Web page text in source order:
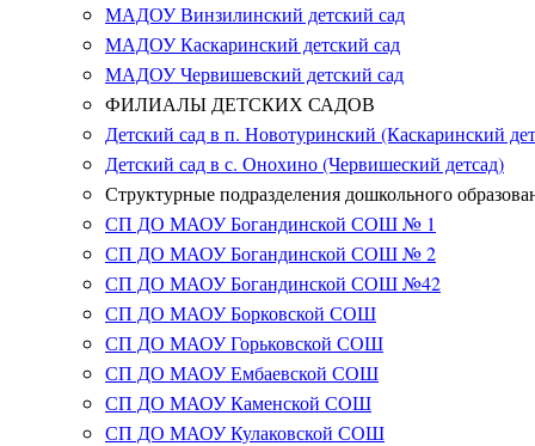
МАДОУ Винзилинский детский сад
МАДОУ Каскаринский детский сад
МАДОУ Червишевский детский сад
ФИЛИАЛЫ ДЕТСКИХ САДОВ
Детский сад в п. Новотуринский (Каскаринский
Детский сад в с. Онохино (Червишеский детсад)
Структурные подразделения дошкольного
СП ДО МАОУ Богандинской СОШ № 1
СП ДО МАОУ Богандинской СОШ № 2
СП ДО МАОУ Богандинской СОШ №42
СП ДО МАОУ Борковской СОШ
СП ДО МАОУ Горьковской СОШ
СП ДО МАОУ Ембаевской СОШ
СП ДО МАОУ Каменской СОШ
СП ДО МАОУ Кулаковской СОШ